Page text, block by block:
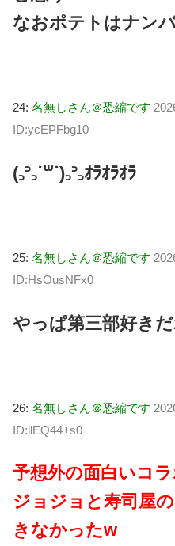
なおポテトはナン
24: 名無しさん＠恐縮です
ID:ycEPFbg10
(꜆꜄꜆˙꒳˙)꜆꜄꜆ｵﾗｵﾗｵﾗ
25: 名無しさん＠恐縮です
ID:HsOusNFx0
やっぱ第三部好き
26: 名無しさん＠恐縮です
ID:ilEQ44+s0
予想外の面白いコ
ジョジョと寿司屋
きなかったw